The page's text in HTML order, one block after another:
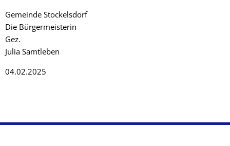
Gemeinde Stockelsdorf
Die Bürgermeisterin
Gez.
Julia Samtleben
04.02.2025